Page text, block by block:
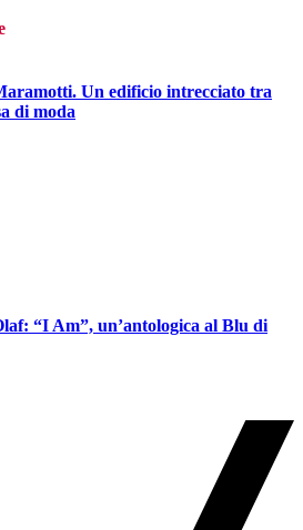
Un edificio intrecciato tra
di moda
“I Am”, un’antologica al Blu di